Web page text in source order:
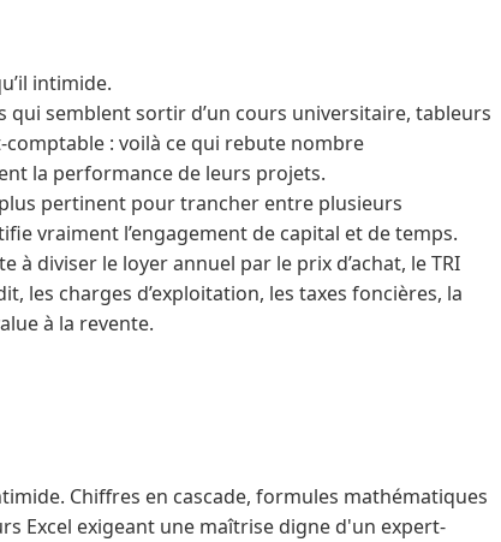
intimide.
semblent sortir d’un cours universitaire, tableurs
comptable : voilà ce qui rebute nombre
la performance de leurs projets.
pertinent pour trancher entre plusieurs
vraiment l’engagement de capital et de temps.
diviser le loyer annuel par le prix d’achat, le TRI
les charges d’exploitation, les taxes foncières, la
à la revente.
Chiffres en cascade, formules mathématiques
Excel exigeant une maîtrise digne d'un expert-